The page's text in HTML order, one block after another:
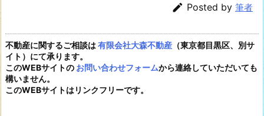
 Posted by 筆者
不動産に関するご相談は有限会社大森不動産 （東京都目黒区、別サ
イト）にて承ります。
このWEBサイトの お問い合わせフォームから連絡していただいても
構いません。
このWEBサイトはリンクフリーです。